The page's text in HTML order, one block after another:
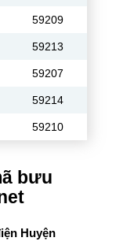
59209
59213
59207
59214
59210
bưu
Huyện